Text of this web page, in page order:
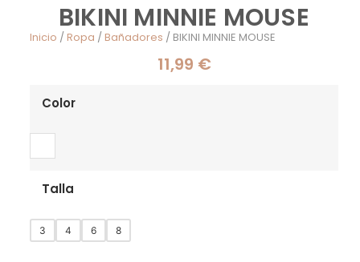
BIKINI MINNIE MOUSE
Inicio /Ropa /Bañadores / BIKINI MINNIE MOUSE
11,99 €
Color
Talla
3 4 6 8